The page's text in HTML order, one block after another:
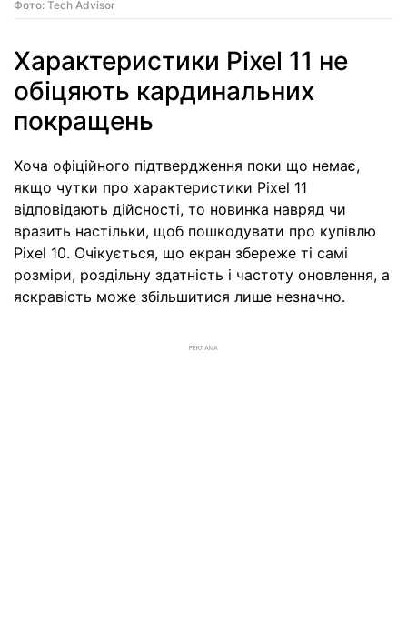
Фото: Tech Advisor
Характеристики Pixel 11 не
обіцяють кардинальних
покращень
Хоча офіційного підтвердження поки що немає,
якщо чутки про характеристики Pixel 11
відповідають дійсності, то новинка навряд чи
вразить настільки, щоб пошкодувати про купівлю
Pixel 10. Очікується, що екран збереже ті самі
розміри, роздільну здатність і частоту оновлення, а
яскравість може збільшитися лише незначно.
РЕКЛАМА